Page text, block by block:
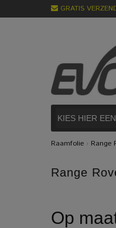
GRATIS
KIES HIER
Raamfolie › Range
Range
Op